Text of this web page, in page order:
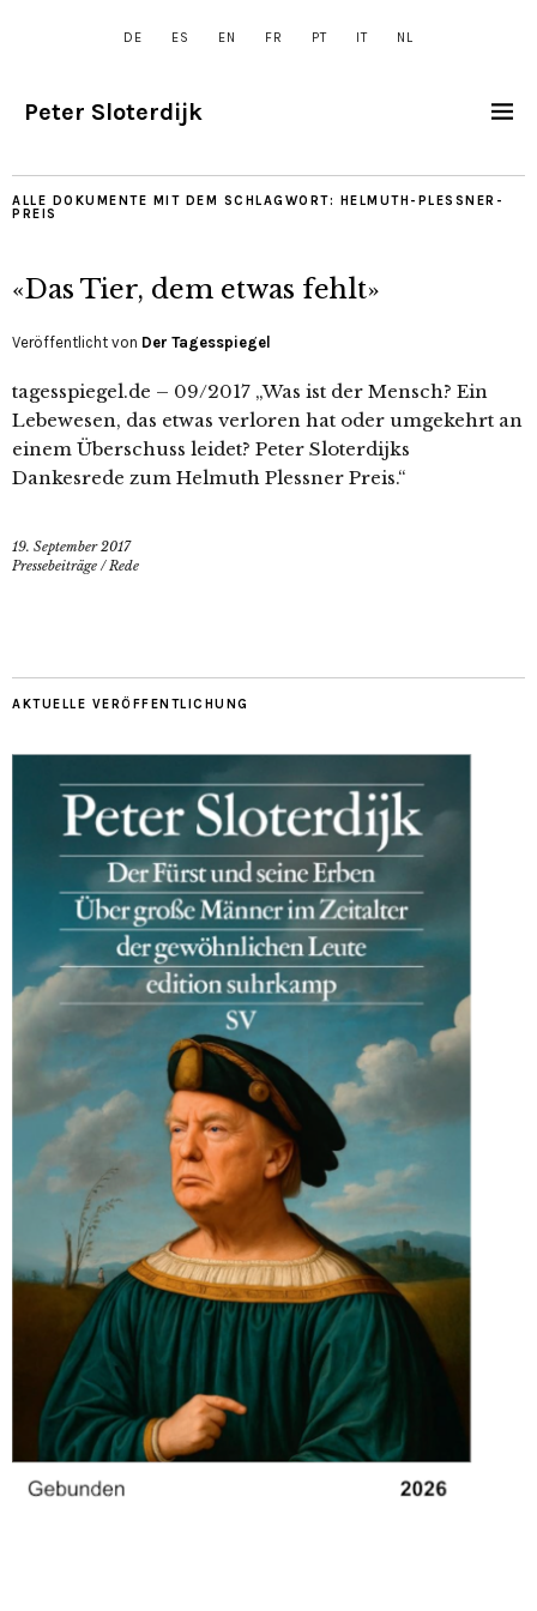
DE ES EN FR PT IT NL
Peter Sloterdijk
ALLE DOKUMENTE MIT DEM SCHLAGWORT: HELMUTH-PLESSNER-
PREIS
«Das Tier, dem etwas fehlt»
Veröffentlicht von Der Tagesspiegel
tagesspiegel.de – 09/2017 „Was ist der Mensch? Ein
Lebewesen, das etwas verloren hat oder umgekehrt an
einem Überschuss leidet? Peter Sloterdijks
Dankesrede zum Helmuth Plessner Preis.“
19. September 2017
Pressebeiträge /Rede
AKTUELLE VERÖFFENTLICHUNG